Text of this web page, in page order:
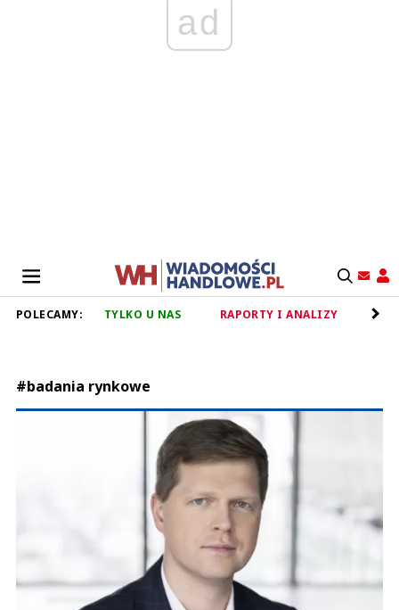
ad
POLECAMY: TYLKO U NAS RAPORTY I ANALIZY
#badania rynkowe